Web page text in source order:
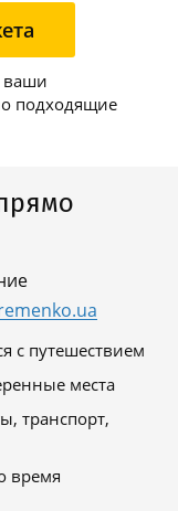
ваши
подходящие
с путешествием
места
транспорт,
время